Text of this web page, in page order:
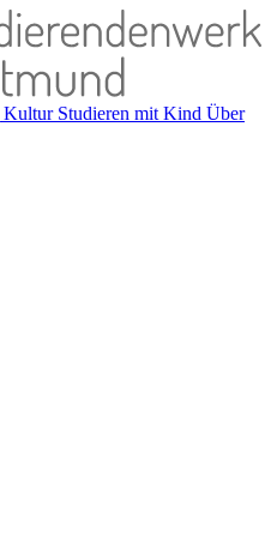
Kultur Studieren mit Kind Über